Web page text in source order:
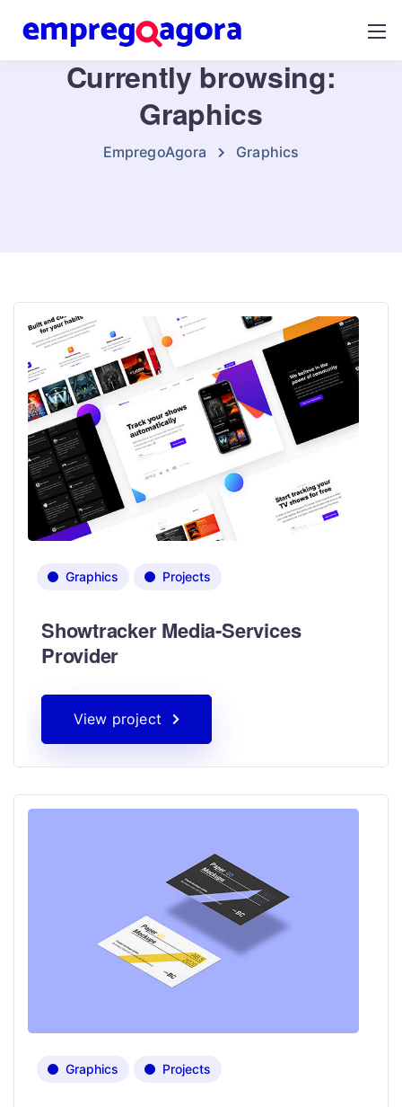
Currently browsing:
Graphics
EmpregoAgora Graphics
Graphics Projects
Showtracker Media-Services
Provider
View project
Graphics Projects